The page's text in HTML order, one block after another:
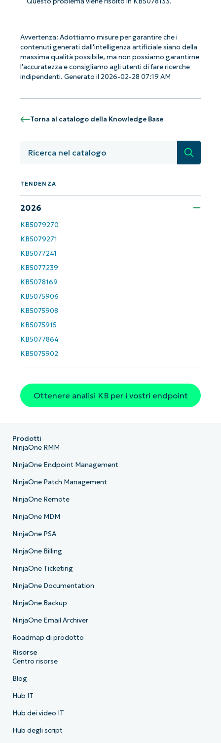
Avvertenza: Adottiamo misure per garantire che i
contenuti generati dall'intelligenza artificiale siano della
massima qualità possibile, ma non possiamo garantirne
l'accuratezza e consigliamo agli utenti di fare ricerche
indipendenti. Generato il 2026-02-28 07:19 AM
Torna al catalogo della Knowledge Base
Ricerca
TENDENZA
2026
KB5079270
KB5079271
KB5077241
KB5077239
KB5078169
KB5075906
KB5075908
KB5075915
KB5077864
KB5075902
Ottenere analisi KB per i vostri endpoint
Iniziate con le analisi KB guidate
dall'AI di NinjaOne!
Non è richiesta alcuna carta di credito e si ha
First
last
name*
Company
name*
Prodotti
NinjaOne RMM
NinjaOne Endpoint Management
NinjaOne Patch Management
NinjaOne Remote
NinjaOne MDM
NinjaOne PSA
NinjaOne Billing
NinjaOne Ticketing
NinjaOne Documentation
NinjaOne Backup
NinjaOne Email Archiver
Roadmap di prodotto
Risorse
Centro risorse
Blog
Hub IT
Hub dei video IT
Hub degli script